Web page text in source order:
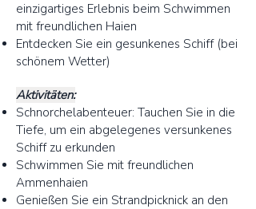
einzigartiges Erlebnis beim Schwimmen
mit freundlichen Haien
Entdecken Sie ein gesunkenes Schiff (bei
schönem Wetter)
Aktivitäten:
Schnorchelabenteuer: Tauchen Sie in die
Tiefe, um ein abgelegenes versunkenes
Schiff zu erkunden
Schwimmen Sie mit freundlichen
Ammenhaien
Genießen Sie ein Strandpicknick an den